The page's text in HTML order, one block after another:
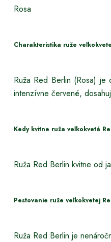
Rosa
Charakteristika ruže
Ruža Red Berlin (Rosa) je
intenzívne červené,
Kedy kvitne ruža veľkokvetá
Ruža Red Berlin kvitne od
Pestovanie ruže veľkokvetej
Ruža Red Berlin je